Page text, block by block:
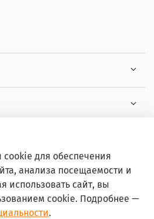
для обеспечения
анализа посещаемости и
использовать сайт, вы
cookie. Подробнее —
.